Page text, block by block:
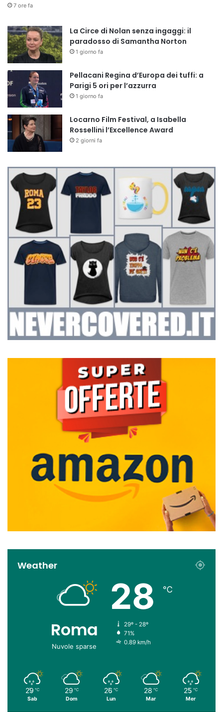
7 ore fa
La Circe di Nolan senza ingaggi: il
paradosso di Samantha Norton
1 giorno fa
Pellacani Regina d’Europa dei tuffi: a
Parigi 5 ori per l’azzurra
1 giorno fa
Locarno Film Festival, a Isabella
Rossellini l’Excellence Award
2 giorni fa
Weather
Roma
Nuvole sparse
28 ℃
29º - 28º
71%
0.89 km/h
29 ℃
Sab
29 ℃
Dom
26 ℃
Lun
28 ℃
Mar
25 ℃
Mer